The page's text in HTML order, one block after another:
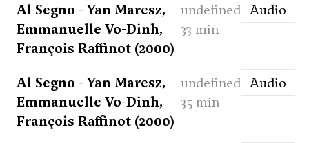
Al Segno - Yan Maresz,
Emmanuelle Vo-Dinh,
François Raffinot (2000)
undefined
33 min
Audio
Al Segno - Yan Maresz,
Emmanuelle Vo-Dinh,
François Raffinot (2000)
undefined
35 min
Audio